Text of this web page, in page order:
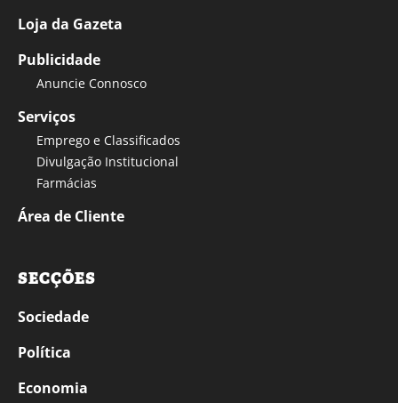
Loja da Gazeta
Publicidade
Anuncie Connosco
Serviços
Emprego e Classificados
Divulgação Institucional
Farmácias
Área de Cliente
SECÇÕES
Sociedade
Política
Economia